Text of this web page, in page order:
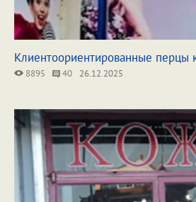
Клиентоориентированные перцы
8895 40 26.12.2025